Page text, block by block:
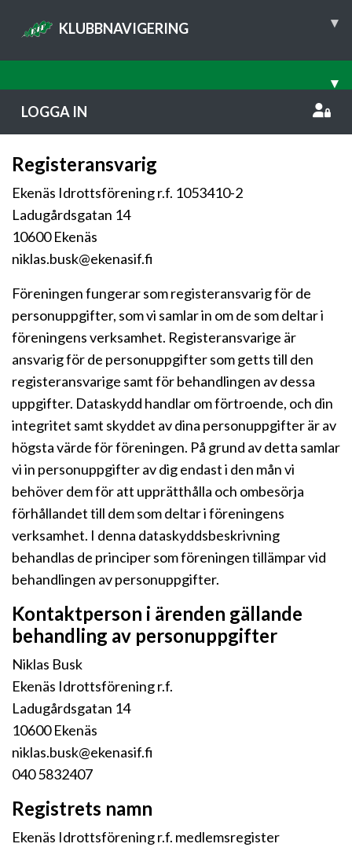
KLUBBNAVIGERING ▾
▾
LOGGA IN
Registeransvarig
Ekenäs Idrottsförening r.f. 1053410-2
Ladugårdsgatan 14
10600 Ekenäs
niklas.busk@ekenasif.fi
Föreningen fungerar som registeransvarig för de
personuppgifter, som vi samlar in om de som deltar i
föreningens verksamhet. Registeransvarige är
ansvarig för de personuppgifter som getts till den
registeransvarige samt för behandlingen av dessa
uppgifter. Dataskydd handlar om förtroende, och din
integritet samt skyddet av dina personuppgifter är av
högsta värde för föreningen. På grund av detta samlar
vi in personuppgifter av dig endast i den mån vi
behöver dem för att upprätthålla och ombesörja
förhållandet till dem som deltar i föreningens
verksamhet. I denna dataskyddsbeskrivning
behandlas de principer som föreningen tillämpar vid
behandlingen av personuppgifter.
Kontaktperson i ärenden gällande
behandling av personuppgifter
Niklas Busk
Ekenäs Idrottsförening r.f.
Ladugårdsgatan 14
10600 Ekenäs
niklas.busk@ekenasif.fi
040 5832407
Registrets namn
Ekenäs Idrottsförening r.f. medlemsregister